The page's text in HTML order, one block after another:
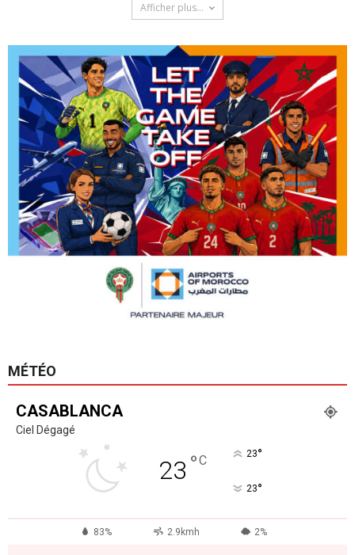
Afficher plus...
MÉTÉO
CASABLANCA
Ciel Dégagé
23 °C 23°
23°
83% 2.9kmh 2%